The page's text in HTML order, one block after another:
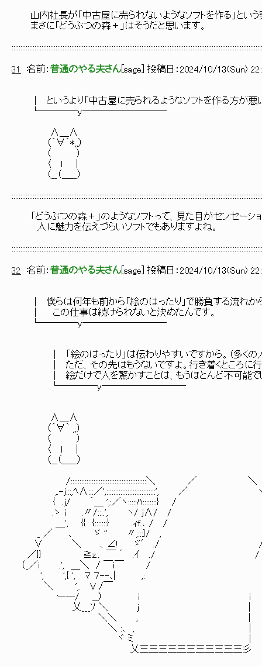
山内社長が「中古屋に売られないようなソフトを作る」という発
まさに「どうぶつの森＋」はそうだと思います。
31 名前： 普通のやる夫さん sage ] 投稿日： 2024/10/13(Sun)
│ というより「中古屋に売られるようなソフトを作る方が悪い
└────y─────────
∧＿∧
（´∀｀*,,）
（ ）
〈 ｌ ｜
（__（＿__）
「どうぶつの森＋」のようなソフトって、見た目がセンセーシ
人に魅力を伝えづらいソフトでもありますよね。
32 名前： 普通のやる夫さん sage ] 投稿日： 2024/10/13(Sun)
│ 僕らは何年も前から「絵のはったり」で勝負する流れか
│ この仕事は続けられないと決めたんです。
└────y─────────
│ 「絵のはったり」は伝わりやすいですから。（多くの
│ ただ、その先はもうないですよ。行き着くところに行
│ 絵だけで人を驚かすことは、もうほとんど不可能でし
└────y─────────
∧＿∧
（´∀｀ ,,）
（ ）
〈 ｌ ｜
（__（＿__）
/:::::::::::::::::::::::::::::::::::::::::::＼ ／ ＼
,.-j:::,ﾍ∧:::／',::::::::::::::::::::::::::::', ／
{ .j/ ´＿ ',:／ヽ:::::ﾊ::::::::} /
.ゝ i .〃/:::.', ヽ/ j∧/ /
＿', {{ {:::::::} .ｨf.､ / /
_ ／ ､ ゞ '' 〃,:::}/ ,
∨ ＼ 、∠! ゞ′ ./
／}} ≧z.. ￣ ´ .ｲ ./ /
（_／i .', ＿＼ / ￣i￣ /
', ',{ ', ﾏ ７--､| ,:
＼ ',. V /￣
ー―/ __） i i
乂___ｿ ＼ j |
＼＼ , |
＼ :､ , |
ヾ ミ |
乂三三三三三三三三三三三彡